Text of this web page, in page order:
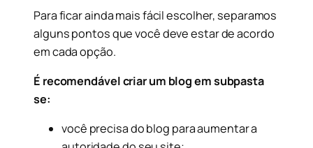
Para ficar ainda mais fácil escolher, separamos
alguns pontos que você deve estar de acordo
em cada opção.
É recomendável criar um blog em subpasta
se:
você precisa do blog para aumentar a